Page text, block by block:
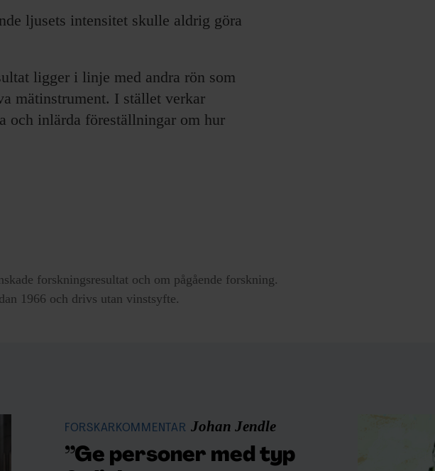
ljusets intensitet skulle aldrig göra
ligger i linje med andra rön som
mätinstrument. I stället verkar
och inlärda föreställningar om hur
forskningsresultat och om pågående forskning.
1966 och drivs utan vinstsyfte.
FORSKARKOMMENTAR Johan Jendle
”Ge personer med typ